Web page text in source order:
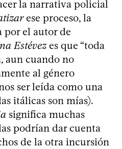
la narrativa policial
ese proceso, la
por el autor de
Estévez es que “toda
aun cuando no
al género
ser leída como una
itálicas son mías).
significa muchas
podrían dar cuenta
de la otra incursión